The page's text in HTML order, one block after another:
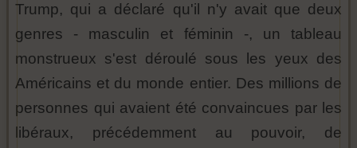
Trump, qui a déclaré qu'il n'y avait que deux
genres - masculin et féminin -, un tableau
monstrueux s'est déroulé sous les yeux des
Américains et du monde entier. Des millions de
personnes qui avaient été convaincues par les
libéraux, précédemment au pouvoir, de